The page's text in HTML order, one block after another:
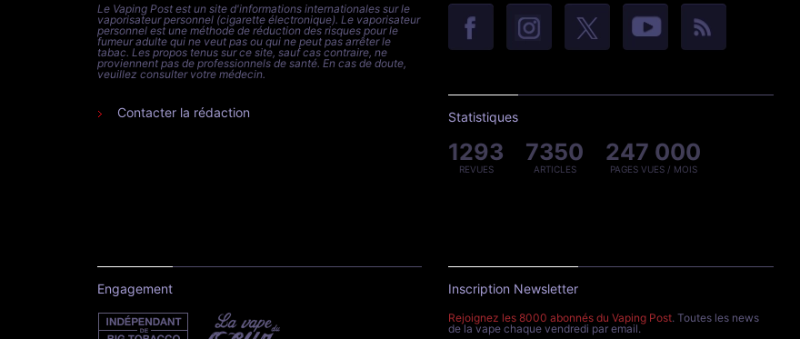
Le Vaping Post est un site d'informations internationales sur le
vaporisateur personnel (cigarette électronique). Le vaporisateur
personnel est une méthode de réduction des risques pour le
fumeur adulte qui ne veut pas ou qui ne peut pas arrêter le
tabac. Les propos tenus sur ce site, sauf cas contraire, ne
proviennent pas de professionnels de santé. En cas de doute,
veuillez consulter votre médecin.
Contacter la rédaction Statistiques
1293
REVUES
7350
ARTICLES
247 000
PAGES VUES / MOIS
Engagement Inscription Newsletter
Rejoignez les 8000 abonnés du Vaping Post. Toutes les news
de la vape chaque vendredi par email.